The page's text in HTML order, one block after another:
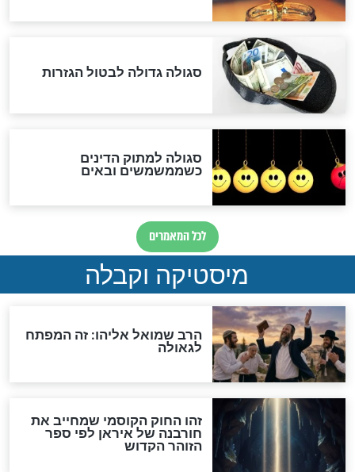
מה יהיה בימות המשיח?
"לפני הגאולה תהיה אפיקורסות
והכחשה גדולה מאוד של
האמונה"
האם לאחר בוא המשיח יהיה
אפשר לחזור בתשובה?
לכל המאמרים